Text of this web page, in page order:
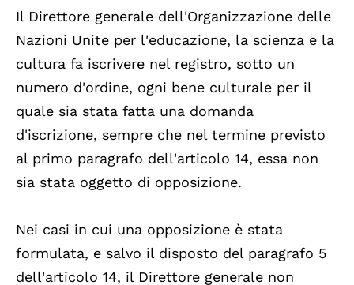
Il Direttore generale dell'Organizzazione delle
Nazioni Unite per l'educazione, la scienza e la
cultura fa iscrivere nel registro, sotto un
numero d'ordine, ogni bene culturale per il
quale sia stata fatta una domanda
d'iscrizione, sempre che nel termine previsto
al primo paragrafo dell'articolo 14, essa non
sia stata oggetto di opposizione.
Nei casi in cui una opposizione è stata
formulata, e salvo il disposto del paragrafo 5
dell'articolo 14, il Direttore generale non